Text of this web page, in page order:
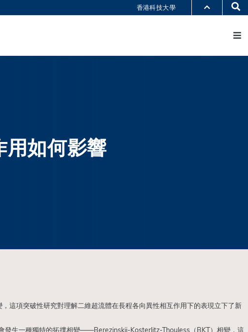
認識科大
香港科技大學
用如何影響
這項突破性研究對理解二維超流體在長程各向異性相互作用下的表現立下了新
發生一種獨特的拓撲相變——Berezinskii-Kosterlitz-Thouless（BKT）相變，這